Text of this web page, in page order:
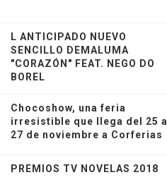
L ANTICIPADO NUEVO
SENCILLO DEMALUMA
"CORAZÓN" FEAT. NEGO DO
BOREL
Chocoshow, una feria
irresistible que llega del 25 al
27 de noviembre a Corferias
PREMIOS TV NOVELAS 2018